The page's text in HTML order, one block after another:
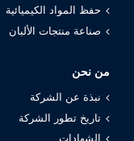
حفظ المواد الكيميائية
صناعة منتجات الألبان
من نحن
نبذة عن الشركة
تاريخ تطور الشركة
الشهادات